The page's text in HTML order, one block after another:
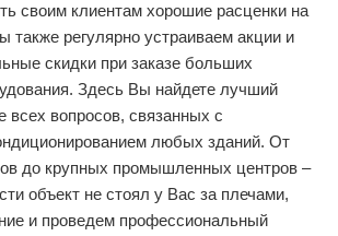
своим клиентам хорошие расценки на
также регулярно устраиваем акции и
скидки при заказе больших
Здесь Вы найдете лучший
всех вопросов, связанных с
любых зданий. От
до крупных промышленных центров –
объект не стоял у Вас за плечами,
и проведем профессиональный